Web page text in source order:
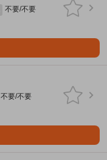
不要/不要
不要/不要